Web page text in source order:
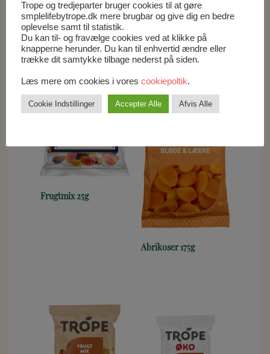
Relaterede varer
Frugtmix 25g
Abrikoser 175g
Trope og tredjeparter bruger cookies til at gøre
smplelifebytrope.dk mere brugbar og give dig en bedre
oplevelse samt til statistik.
Du kan til- og fravælge cookies ved at klikke på
knapperne herunder. Du kan til enhvertid ændre eller
trække dit samtykke tilbage nederst på siden.
Læs mere om cookies i vores cookiepoltik.
Cookie Indstillinger Accepter Alle Afvis Alle